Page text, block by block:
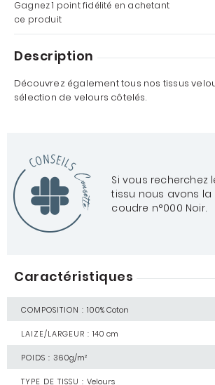
Gagnez1 pointfidélité en achetant
ce produit
Description
Découvrez également tous nos tissus
sélection de velours côtelés.
Si vous recherchez
tissu nous avons la
coudre n°000 Noir.
Caractéristiques
COMPOSITION : 100% Coton
LAIZE/LARGEUR : 140 cm
POIDS : 360g/m²
TYPE DE TISSU : Velours